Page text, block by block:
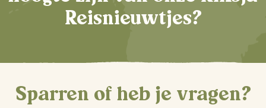
Reisnieuwtjes?
Sparren of heb je vragen?